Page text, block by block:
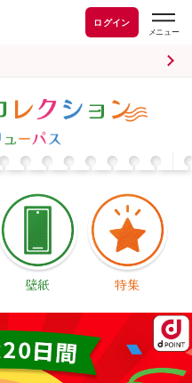
ログイン
壁紙 特集